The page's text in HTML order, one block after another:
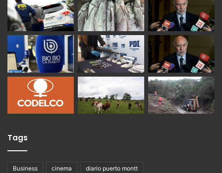
Tags
Business cinema diario puerto montt